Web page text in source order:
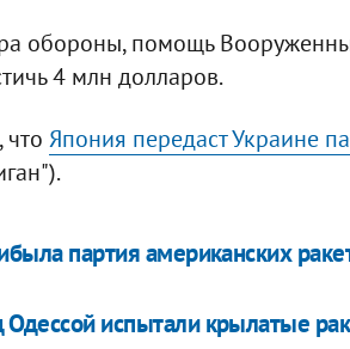
обороны, помощь
4 млн долларов.
Япония передаст Украине
партия американских
испытали крылатые